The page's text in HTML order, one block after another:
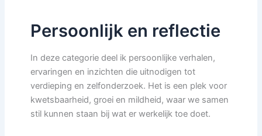
Persoonlijk en reflectie
In deze categorie deel ik persoonlijke verhalen,
ervaringen en inzichten die uitnodigen tot
verdieping en zelfonderzoek. Het is een plek voor
kwetsbaarheid, groei en mildheid, waar we samen
stil kunnen staan bij wat er werkelijk toe doet.